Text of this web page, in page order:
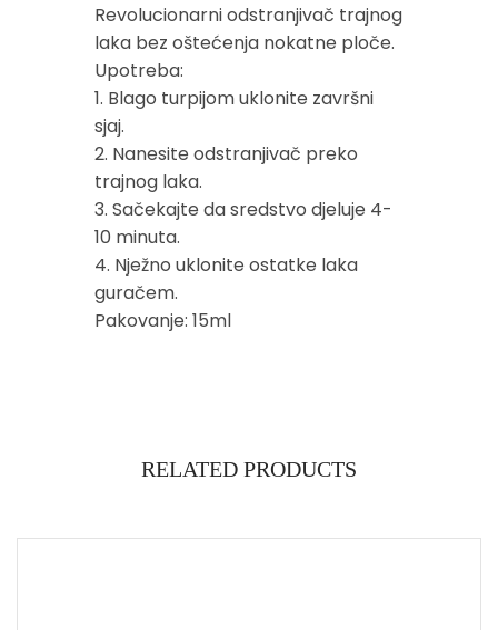
Revolucionarni odstranjivač trajnog
laka bez oštećenja nokatne ploče.
Upotreba:
1. Blago turpijom uklonite završni
sjaj.
2. Nanesite odstranjivač preko
trajnog laka.
3. Sačekajte da sredstvo djeluje 4-
10 minuta.
4. Nježno uklonite ostatke laka
guračem.
Pakovanje: 15ml
RELATED PRODUCTS